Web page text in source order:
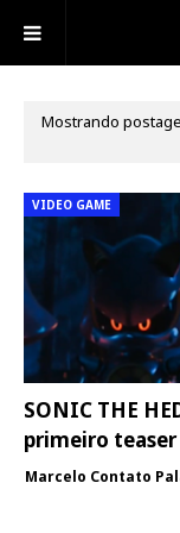
Mostrando
VIDEO GAME
SONIC THE
primeiro
Marcelo Contato